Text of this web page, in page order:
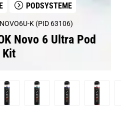
PODSYSTEME
K (PID 63106)
Novo 6 Ultra Pod
Kit